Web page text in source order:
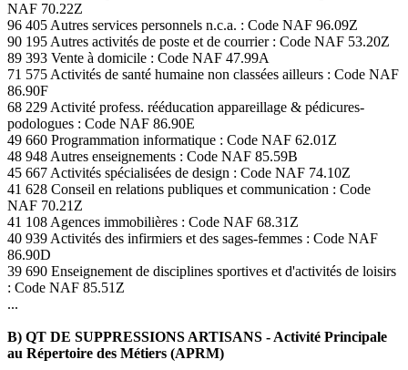
NAF 70.22Z
96 405 Autres services personnels n.c.a. : Code NAF 96.09Z
90 195 Autres activités de poste et de courrier : Code NAF 53.20Z
89 393 Vente à domicile : Code NAF 47.99A
71 575 Activités de santé humaine non classées ailleurs : Code NAF
86.90F
68 229 Activité profess. rééducation appareillage & pédicures-
podologues : Code NAF 86.90E
49 660 Programmation informatique : Code NAF 62.01Z
48 948 Autres enseignements : Code NAF 85.59B
45 667 Activités spécialisées de design : Code NAF 74.10Z
41 628 Conseil en relations publiques et communication : Code
NAF 70.21Z
41 108 Agences immobilières : Code NAF 68.31Z
40 939 Activités des infirmiers et des sages-femmes : Code NAF
86.90D
39 690 Enseignement de disciplines sportives et d'activités de loisirs
: Code NAF 85.51Z
...
B) QT DE SUPPRESSIONS ARTISANS - Activité Principale
au Répertoire des Métiers (APRM)